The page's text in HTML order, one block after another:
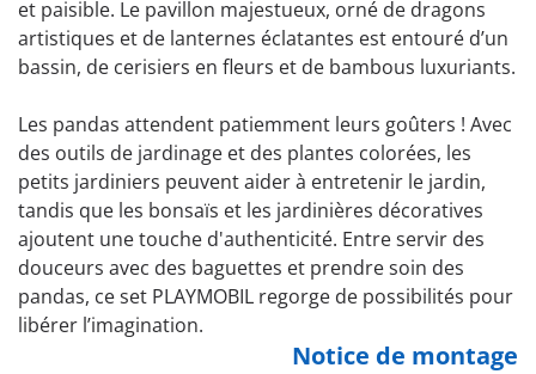
et paisible. Le pavillon majestueux, orné de dragons
artistiques et de lanternes éclatantes est entouré d’un
bassin, de cerisiers en fleurs et de bambous luxuriants.
Les pandas attendent patiemment leurs goûters ! Avec
des outils de jardinage et des plantes colorées, les
petits jardiniers peuvent aider à entretenir le jardin,
tandis que les bonsaïs et les jardinières décoratives
ajoutent une touche d'authenticité. Entre servir des
douceurs avec des baguettes et prendre soin des
pandas, ce set PLAYMOBIL regorge de possibilités pour
libérer l’imagination.
Notice de montage